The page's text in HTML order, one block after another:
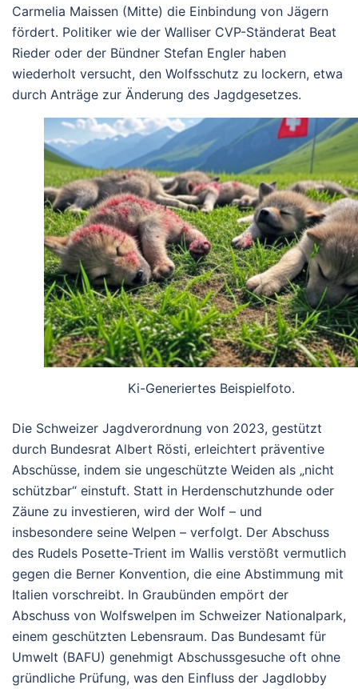
Carmelia Maissen (Mitte) die Einbindung von Jägern
fördert. Politiker wie der Walliser CVP-Ständerat Beat
Rieder oder der Bündner Stefan Engler haben
wiederholt versucht, den Wolfsschutz zu lockern, etwa
durch Anträge zur Änderung des Jagdgesetzes.
Ki-Generiertes Beispielfoto.
Die Schweizer Jagdverordnung von 2023, gestützt
durch Bundesrat Albert Rösti, erleichtert präventive
Abschüsse, indem sie ungeschützte Weiden als „nicht
schützbar“ einstuft. Statt in Herdenschutzhunde oder
Zäune zu investieren, wird der Wolf – und
insbesondere seine Welpen – verfolgt. Der Abschuss
des Rudels Posette-Trient im Wallis verstößt vermutlich
gegen die Berner Konvention, die eine Abstimmung mit
Italien vorschreibt. In Graubünden empört der
Abschuss von Wolfswelpen im Schweizer Nationalpark,
einem geschützten Lebensraum. Das Bundesamt für
Umwelt (BAFU) genehmigt Abschussgesuche oft ohne
gründliche Prüfung, was den Einfluss der Jagdlobby